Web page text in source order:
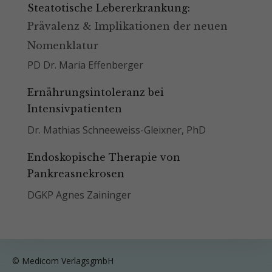
Steatotische Lebererkrankung:
Prävalenz & Implikationen der neuen
Nomenklatur
PD Dr. Maria Effenberger
Ernährungsintoleranz bei
Intensivpatienten
Dr. Mathias Schneeweiss-Gleixner, PhD
Endoskopische Therapie von
Pankreasnekrosen
DGKP Agnes Zaininger
© Medicom VerlagsgmbH